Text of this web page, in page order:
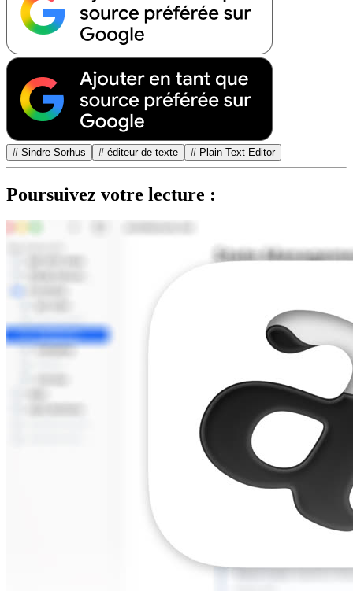
# Sindre Sorhus # éditeur de texte # Plain Text Editor
Poursuivez votre lecture :